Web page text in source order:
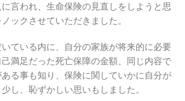
言われ、生命保険の見直しをしようと思
ックさせていただきました。
ている内に、自分の家族が将来的に必要
満足だった死亡保障の金額、同じ内容で
る事も知り、保険に関していかに自分が
し、恥ずかしい思いもしました。